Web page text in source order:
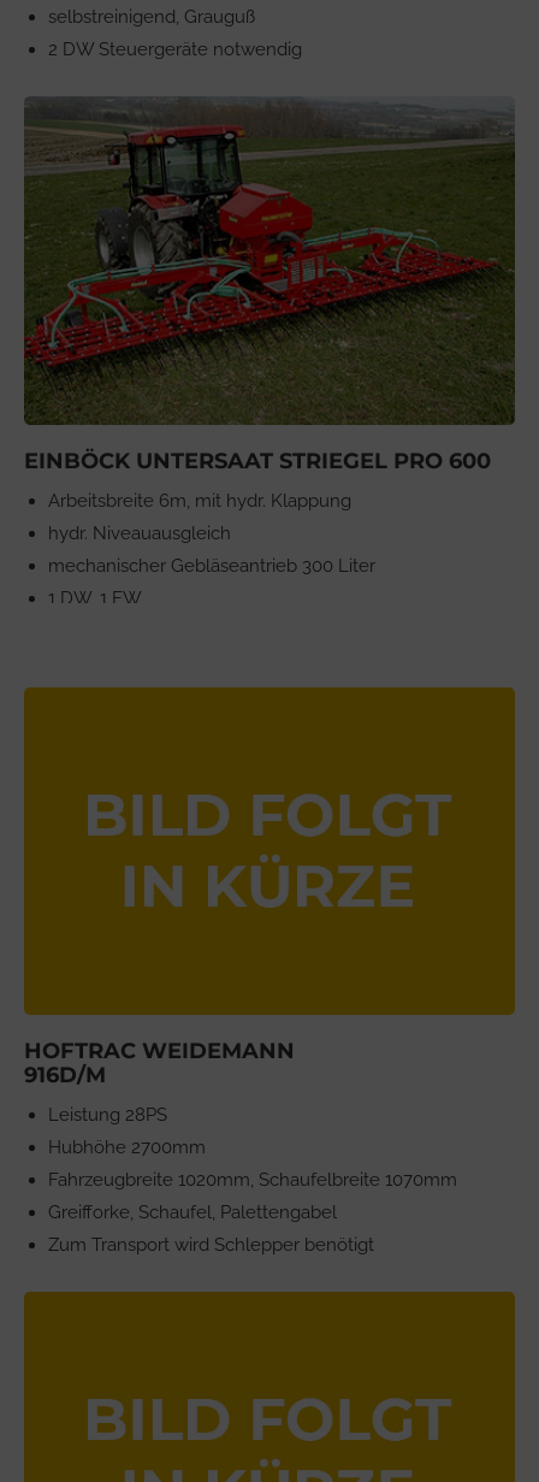
selbstreinigend, Grauguß
2 DW Steuergeräte notwendig
EINBÖCK UNTERSAAT STRIEGEL PRO 600
Arbeitsbreite 6m, mit hydr. Klappung
hydr. Niveauausgleich
mechanischer Gebläseantrieb 300 Liter
1 DW, 1 EW
HOFTRAC WEIDEMANN
916D/M
Leistung 28PS
Hubhöhe 2700mm
Fahrzeugbreite 1020mm, Schaufelbreite 1070mm
Greifforke, Schaufel, Palettengabel
Zum Transport wird Schlepper benötigt